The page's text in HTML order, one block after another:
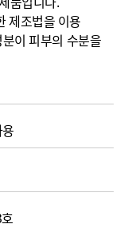
제조법을 이용
이 피부의 수분을